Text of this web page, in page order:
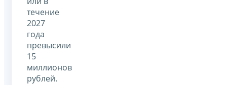
течение
2027
года
превысили
15
миллионов
рублей.